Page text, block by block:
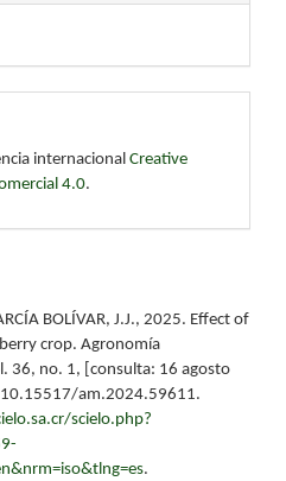
internacional Creative
4.0.
BOLÍVAR, J.J., 2025. Effect of
crop. Agronomía
36, no. 1, [consulta: 16 agosto
am.2024.59611.
scielo.php?
.